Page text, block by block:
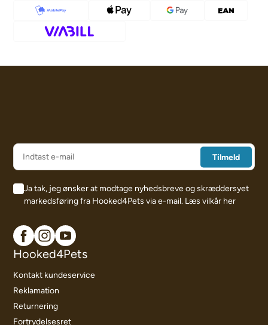
Ja tak, jeg ønsker at modtage nyhedsbreve og skræddersyet
markedsføring fra Hooked4Pets via e-mail. Læs vilkår her
Hooked4Pets
Kontakt kundeservice
Reklamation
Returnering
Fortrydelsesret